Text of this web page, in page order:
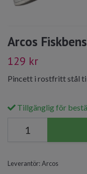
Arcos
129 kr
Pincett i rostfritt stål
Tillgänglig för
Leverantör:Arcos